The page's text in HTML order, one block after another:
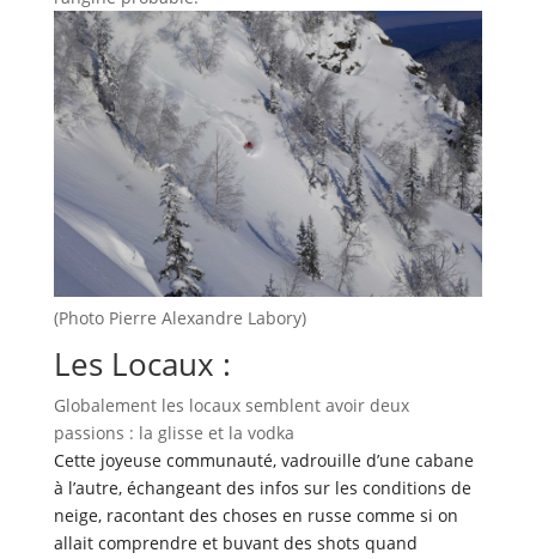
(Photo Pierre Alexandre Labory)
Les Locaux :
Globalement les locaux semblent avoir deux
passions : la glisse et la vodka
Cette joyeuse communauté, vadrouille d’une cabane
à l’autre, échangeant des infos sur les conditions de
neige, racontant des choses en russe comme si on
allait comprendre et buvant des shots quand